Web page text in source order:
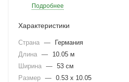
Подробнее
Характеристики
Страна —
Германия
Длина —
10.05 м
Ширина — 53 см
Размер — 0.53 x 10.05